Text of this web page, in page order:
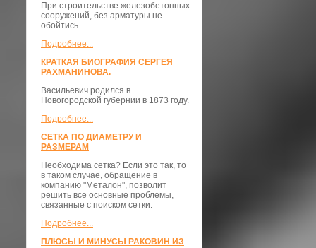
При строительстве железобетонных
сооружений, без арматуры не
обойтись.
Подробнее...
КРАТКАЯ БИОГРАФИЯ СЕРГЕЯ
РАХМАНИНОВА.
Васильевич родился в
Новогородской губернии в 1873 году.
Подробнее...
СЕТКА ПО ДИАМЕТРУ И
РАЗМЕРАМ
Необходима сетка? Если это так, то
в таком случае, обращение в
компанию "Металон", позволит
решить все основные проблемы,
связанные с поиском сетки.
Подробнее...
ПЛЮСЫ И МИНУСЫ РАКОВИН ИЗ